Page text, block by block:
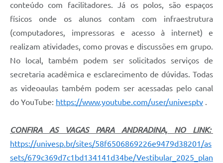
conteúdo com facilitadores. Já os polos, são espaços
físicos onde os alunos contam com infraestrutura
(computadores, impressoras e acesso à internet) e
realizam atividades, como provas e discussões em grupo.
No local, também podem ser solicitados serviços de
secretaria acadêmica e esclarecimento de dúvidas. Todas
as videoaulas também podem ser acessadas pelo canal
do YouTube: https://www.youtube.com/user/univesptv .
CONFIRA AS VAGAS PARA ANDRADINA, NO LINK:
https://univesp.br/sites/58f6506869226e9479d38201/as
sets/679c369d7c1bd134141d34be/Vestibular_2025_plan